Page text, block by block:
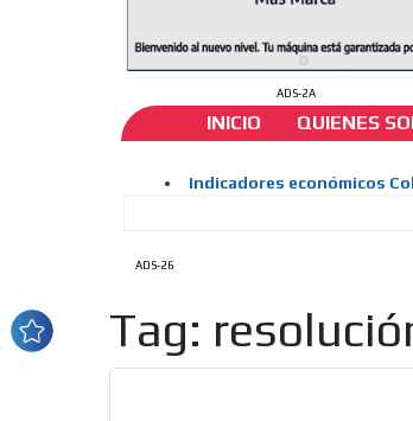
ADS-2A
INICIO QUIENES
ADS-26
Tag: